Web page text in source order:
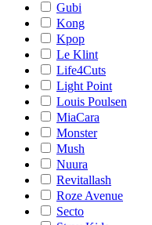
Gubi
Kong
Kpop
Le Klint
Life4Cuts
Light Point
Louis Poulsen
MiaCara
Monster
Mush
Nuura
Revitallash
Roze Avenue
Secto